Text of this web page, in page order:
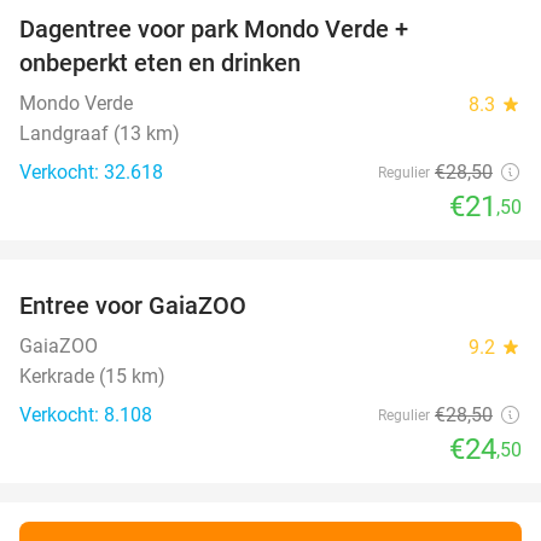
Dagentree voor park Mondo Verde +
onbeperkt eten en drinken
Mondo Verde 8.3 star
Landgraaf (13 km)
Verkocht: 32.618
Regulier €28,50
€21 ,50
Entree voor GaiaZOO
GaiaZOO 9.2 star
Kerkrade (15 km)
Verkocht: 8.108
Regulier €28,50
€24,50